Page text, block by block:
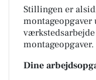
Stillingen er
montageopgaver
montageopgaver.
Dine